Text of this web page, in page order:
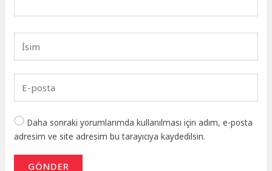
Daha sonraki yorumlarımda kullanılması için adım, e-posta
adresim ve site adresim bu tarayıcıya kaydedilsin.
GÖNDER